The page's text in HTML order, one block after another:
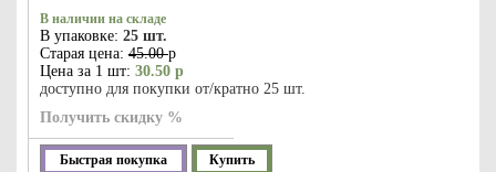
В наличии на складе
В упаковке: 25 шт.
Старая цена: 45.00р
Цена за 1 шт: 30.50 р
доступно для покупки от/кратно 25 шт.
Получить скидку %
Быстрая покупка Купить